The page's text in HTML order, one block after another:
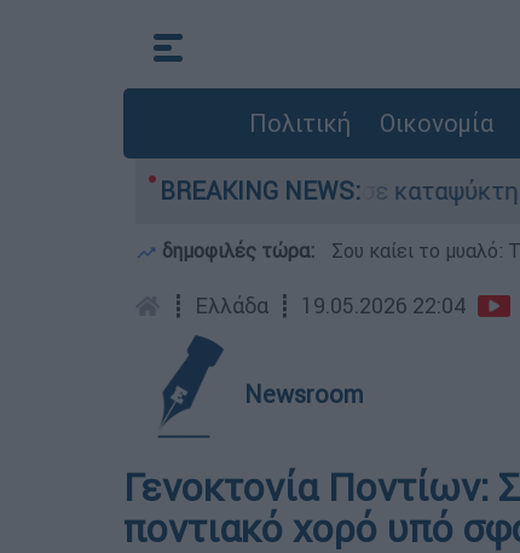
Πολιτική Οικονομία
BREAKING NEWS:
νεκρό του πατέρα σε καταψύκτη στον
δημοφιλές τώρα: Σου καίει το μυαλό:
┋ Ελλάδα ┋ 19.05.2026 22:04
Newsroom
Γενοκτονία Ποντίων:
ποντιακό χορό υπό